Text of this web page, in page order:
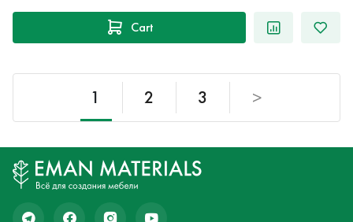
Cart
1 2 3 >